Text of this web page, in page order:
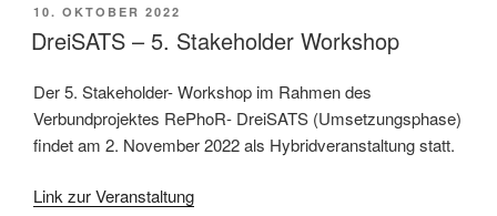
VERÖFFENTLICHT
AM
10. OKTOBER 2022
DreiSATS – 5. Stakeholder Workshop
Der 5. Stakeholder- Workshop im Rahmen des
Verbundprojektes RePhoR- DreiSATS (Umsetzungsphase)
findet am 2. November 2022 als Hybridveranstaltung statt.
Link zur Veranstaltung